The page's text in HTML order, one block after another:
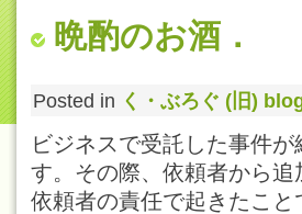
晩酌のお酒．
Posted in く・ぶろぐ (旧)
ビジネスで受託した事件
す。その際、依頼者から
依頼者の責任で起きたこ